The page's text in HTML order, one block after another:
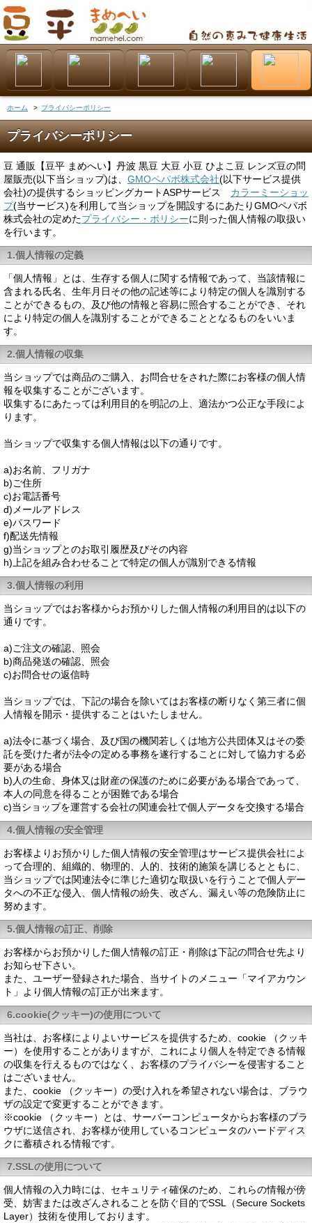
ホーム > プライバシーポリシー
プライバシーポリシー
豆 通販【豆平 まめへい】丹波 黒豆 大豆 小豆 ひよこ豆 レンズ豆の問
屋販売(以下当ショップ)は、 GMOペパボ株式会社(以下サービス提供
会社)の提供するショッピングカートASPサービス カラーミーショッ
プ(当サービス)を利用して当ショップを開設するにあたりGMOペパボ
株式会社の定めたプライバシー・ポリシーに則った個人情報の取扱い
を行います。
1.個人情報の定義
「個人情報」とは、生存する個人に関する情報であって、当該情報に
含まれる氏名、生年月日その他の記述等により特定の個人を識別する
ことができるもの、及び他の情報と容易に照合することができ、それ
により特定の個人を識別することができることとなるものをいいま
す。
2.個人情報の収集
当ショップでは商品のご購入、お問合せをされた際にお客様の個人情
報を収集することがございます。
収集するにあたっては利用目的を明記の上、適法かつ公正な手段によ
ります。
当ショップで収集する個人情報は以下の通りです。
a)お名前、フリガナ
b)ご住所
c)お電話番号
d)メールアドレス
e)パスワード
f)配送先情報
g)当ショップとのお取引履歴及びその内容
h)上記を組み合わせることで特定の個人が識別できる情報
3.個人情報の利用
当ショップではお客様からお預かりした個人情報の利用目的は以下の
通りです。
a)ご注文の確認、照会
b)商品発送の確認、照会
c)お問合せの返信時
当ショップでは、下記の場合を除いてはお客様の断りなく第三者に個
人情報を開示・提供することはいたしません。
a)法令に基づく場合、及び国の機関若しくは地方公共団体又はその委
託を受けた者が法令の定める事務を遂行することに対して協力する必
要がある場合
b)人の生命、身体又は財産の保護のために必要がある場合であって、
本人の同意を得ることが困難である場合
c)当ショップを運営する会社の関連会社で個人データを交換する場合
4.個人情報の安全管理
お客様よりお預かりした個人情報の安全管理はサービス提供会社によ
って合理的、組織的、物理的、人的、技術的施策を講じるとともに、
当ショップでは関連法令に準じた適切な取扱いを行うことで個人デー
タへの不正な侵入、個人情報の紛失、改ざん、漏えい等の危険防止に
努めます。
5.個人情報の訂正、削除
お客様からお預かりした個人情報の訂正・削除は下記の問合せ先より
お知らせ下さい。
また、ユーザー登録された場合、当サイトのメニュー「マイアカウン
ト」より個人情報の訂正が出来ます。
6.cookie(クッキー)の使用について
当社は、お客様によりよいサービスを提供するため、cookie （クッキ
ー）を使用することがありますが、これにより個人を特定できる情報
の収集を行えるものではなく、お客様のプライバシーを侵害すること
はございません。
また、cookie （クッキー）の受け入れを希望されない場合は、ブラウ
ザの設定で変更することができます。
※cookie （クッキー）とは、サーバーコンピュータからお客様のブラ
ウザに送信され、お客様が使用しているコンピュータのハードディス
クに蓄積される情報です。
7.SSLの使用について
個人情報の入力時には、セキュリティ確保のため、これらの情報が傍
受、妨害または改ざんされることを防ぐ目的でSSL（Secure Sockets
Layer）技術を使用しております。